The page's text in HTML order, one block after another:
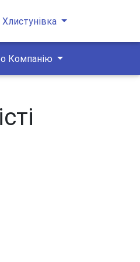
Хлистунівка
Компанію